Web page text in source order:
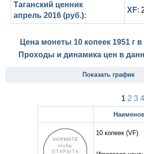
Таганский ценник
апрель 2016 (руб.):
XF:
Цена монеты 10 копеек 1951 г
Проходы и динамика цен в
Показать график
1 2 3 4
10 копеек (VF)